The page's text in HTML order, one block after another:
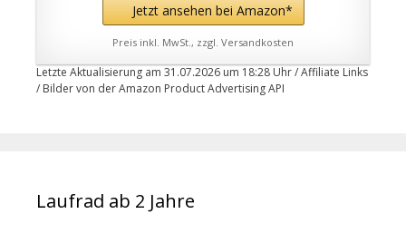
Jetzt ansehen bei Amazon*
Preis inkl. MwSt., zzgl. Versandkosten
Letzte Aktualisierung am 31.07.2026 um 18:28 Uhr / Affiliate Links
/ Bilder von der Amazon Product Advertising API
Laufrad ab 2 Jahre